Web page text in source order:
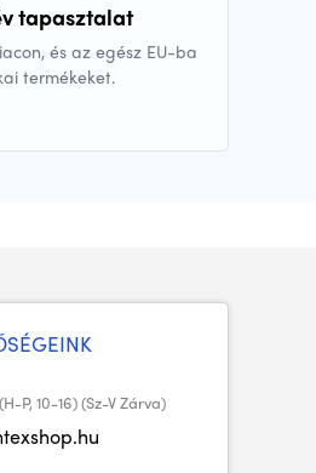
tapasztalat
és az egész EU-ba
termékeket.
(H-P, 10-16) (Sz-V Zárva)